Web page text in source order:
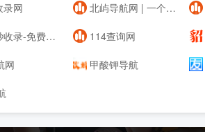
录网 北屿导航网 | 一个分享优秀的网址的网站目录导航
录网站-自动收录网-秒收录 114查询网
网 甲酸钾导航